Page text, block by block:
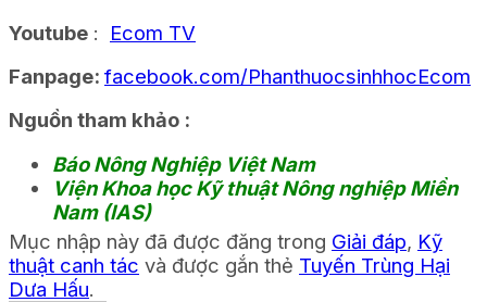
Youtube : Ecom TV
Fanpage: facebook.com/PhanthuocsinhhocEcom
Nguồn tham khảo :
Báo Nông Nghiệp Việt Nam
Viện Khoa học Kỹ thuật Nông nghiệp Miền
Nam (IAS)
Mục nhập này đã được đăng trong Giải đáp, Kỹ
thuật canh tác và được gắn thẻ Tuyến Trùng Hại
Dưa Hấu.